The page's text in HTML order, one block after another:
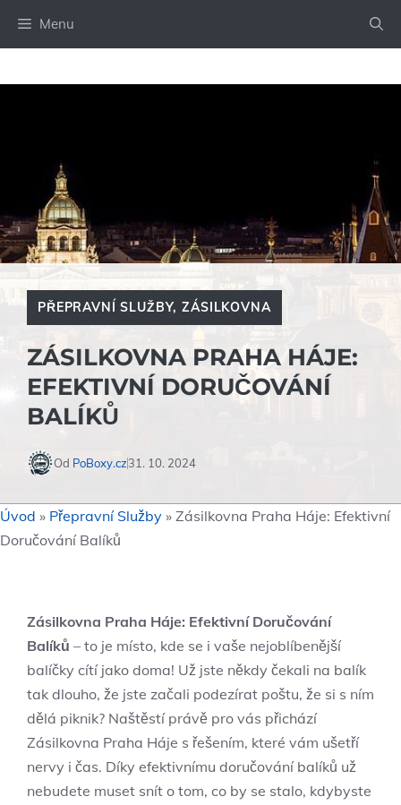
Menu
PŘEPRAVNÍ SLUŽBY,ZÁSILKOVNA
ZÁSILKOVNA PRAHA HÁJE:
EFEKTIVNÍ DORUČOVÁNÍ
BALÍKŮ
Od PoBoxy.cz31. 10. 2024
Úvod » Přepravní Služby » Zásilkovna Praha Háje: Efektivní
Doručování Balíků
Zásilkovna Praha Háje: Efektivní Doručování
Balíků – to je místo, kde se i vaše nejoblíbenější
balíčky cítí jako doma! Už jste někdy čekali na balík
tak dlouho, že jste začali podezírat poštu, že si s ním
dělá piknik? Naštěstí právě pro vás přichází
Zásilkovna Praha Háje s řešením, které vám ušetří
nervy i čas. Díky efektivnímu doručování balíků už
nebudete muset snít o tom, co by se stalo, kdybyste